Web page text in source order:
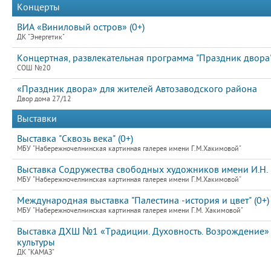
Концерты
ВИА «Виниловый остров» (0+)
ДК "Энергетик"
Концертная, развлекательная программа "Праздник
СОШ №20
«Праздник двора» для жителей Автозаводского района
Двор дома 27/12
Выставки
Выставка "Сквозь века" (0+)
МБУ "Набережночелнинская картинная галерея имени Г.М.Хакимовой"
Выставка Содружества свободных художников имени И.Н.
МБУ "Набережночелнинская картинная галерея имени Г.М.Хакимовой"
Международная выставка "Палестина -история и цвет" (0+)
МБУ "Набережночелнинская картинная галерея имени Г.М. Хакимовой"
Выставка ДХШ №1 «Традиции. Духовность.
культуры
ДК "КАМАЗ"